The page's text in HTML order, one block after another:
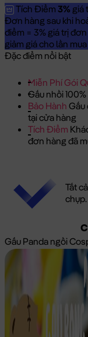
Tích Điểm 3% giá
Đơn hàng sau khi
điểm = 3% giá trị
giảm giá cho lần
Đặc điểm nổi bật
Miễn Phí Gói
Gấu nhồi
Bảo Hành Gấu
tại cửa hàng
Tích Điểm
đơn hàng đã
Tất
chụp.
Gấu Panda ngồi